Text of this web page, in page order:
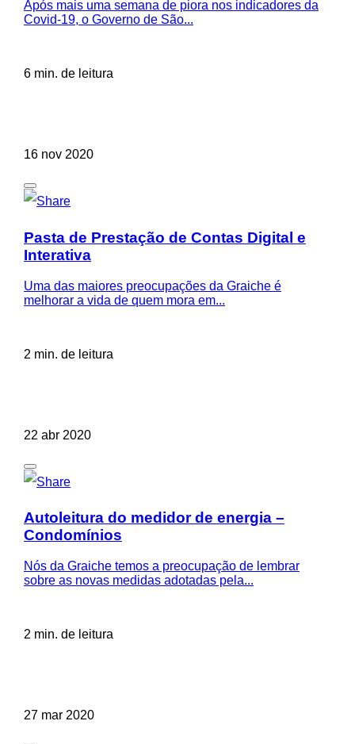
Após mais uma semana de piora nos indicadores da
Covid-19, o Governo de São...
6 min. de leitura
16 nov 2020
Pasta de Prestação de Contas Digital e
Interativa
Uma das maiores preocupações da Graiche é
melhorar a vida de quem mora em...
2 min. de leitura
22 abr 2020
Autoleitura do medidor de energia –
Condomínios
Nós da Graiche temos a preocupação de lembrar
sobre as novas medidas adotadas pela...
2 min. de leitura
27 mar 2020